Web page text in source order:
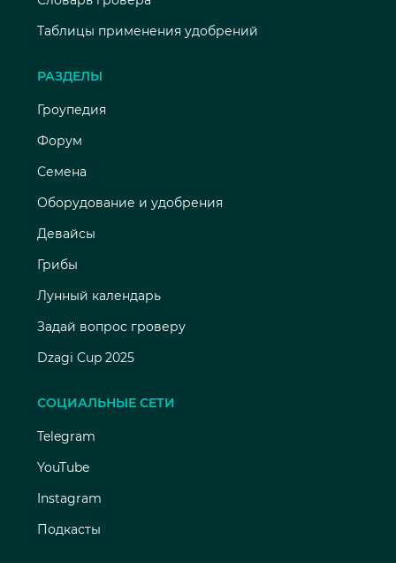
Таблицы применения удобрений
РАЗДЕЛЫ
Гроупедия
Форум
Семена
Оборудование и удобрения
Девайсы
Грибы
Лунный календарь
Задай вопрос гроверу
Dzagi Cup 2025
СОЦИАЛЬНЫЕ СЕТИ
Telegram
YouTube
Instagram
Подкасты